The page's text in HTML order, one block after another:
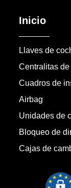
Inicio
Llaves de
Centralitas de
Cuadros de
Airbag
Unidades de
Bloqueo de
Cajas de